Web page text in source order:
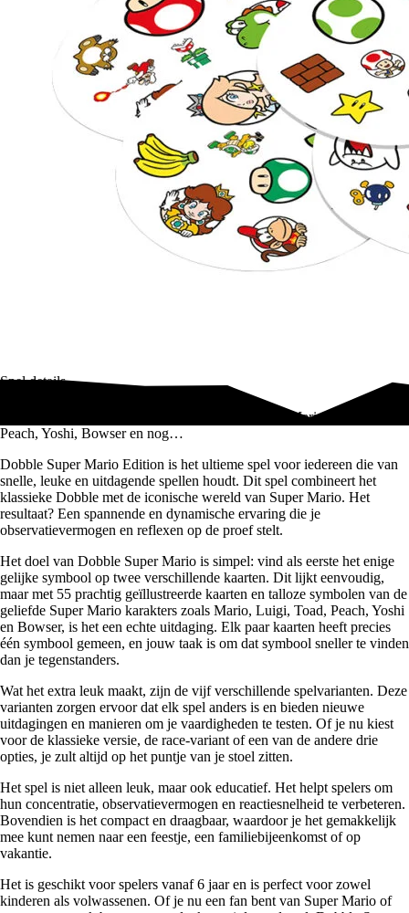
Spel details
Dobble Super Mario, vind gelijke symbolen zoals Mario, Luigi, Toad,
Peach, Yoshi, Bowser en nog…
Dobble Super Mario Edition is het ultieme spel voor iedereen die van
snelle, leuke en uitdagende spellen houdt. Dit spel combineert het
klassieke Dobble met de iconische wereld van Super Mario. Het
resultaat? Een spannende en dynamische ervaring die je
observatievermogen en reflexen op de proef stelt.
Het doel van Dobble Super Mario is simpel: vind als eerste het enige
gelijke symbool op twee verschillende kaarten. Dit lijkt eenvoudig,
maar met 55 prachtig geïllustreerde kaarten en talloze symbolen van de
geliefde Super Mario karakters zoals Mario, Luigi, Toad, Peach, Yoshi
en Bowser, is het een echte uitdaging. Elk paar kaarten heeft precies
één symbool gemeen, en jouw taak is om dat symbool sneller te vinden
dan je tegenstanders.
Wat het extra leuk maakt, zijn de vijf verschillende spelvarianten. Deze
varianten zorgen ervoor dat elk spel anders is en bieden nieuwe
uitdagingen en manieren om je vaardigheden te testen. Of je nu kiest
voor de klassieke versie, de race-variant of een van de andere drie
opties, je zult altijd op het puntje van je stoel zitten.
Het spel is niet alleen leuk, maar ook educatief. Het helpt spelers om
hun concentratie, observatievermogen en reactiesnelheid te verbeteren.
Bovendien is het compact en draagbaar, waardoor je het gemakkelijk
mee kunt nemen naar een feestje, een familiebijeenkomst of op
vakantie.
Het is geschikt voor spelers vanaf 6 jaar en is perfect voor zowel
kinderen als volwassenen. Of je nu een fan bent van Super Mario of